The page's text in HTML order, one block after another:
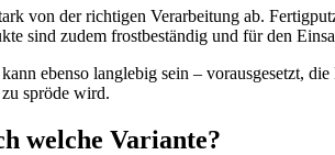
von der richtigen Verarbeitung ab.
sind zudem frostbeständig und für den
ebenso langlebig sein – vorausgesetzt,
spröde wird.
welche Variante?